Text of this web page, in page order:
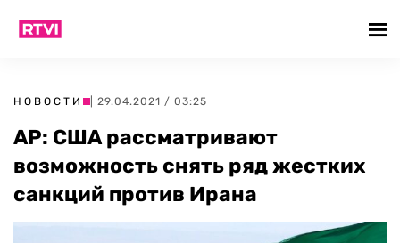
НОВОСТИ | 29.04.2021 / 03:25
AP: США рассматривают
возможность снять ряд жестких
санкций против Ирана